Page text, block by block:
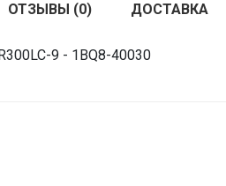
ОТЗЫВЫ (0) ДОСТАВКА
9 - 1BQ8-40030